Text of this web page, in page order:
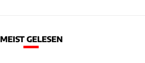
MEIST GELESEN